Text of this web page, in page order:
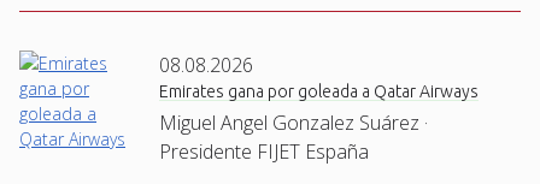
08.08.2026
Emirates gana por goleada a Qatar Airways
Miguel Angel Gonzalez Suárez ·
Presidente FIJET España